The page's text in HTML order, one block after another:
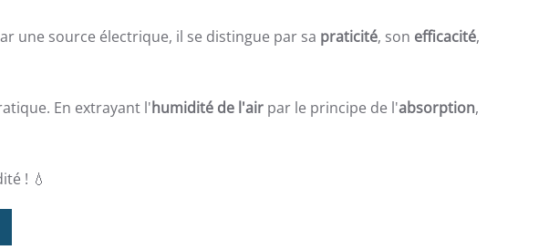
une source électrique, il se distingue par sa praticité, son efficacité,
En extrayant l'humidité de l'air par le principe de l'absorption,
! 💧